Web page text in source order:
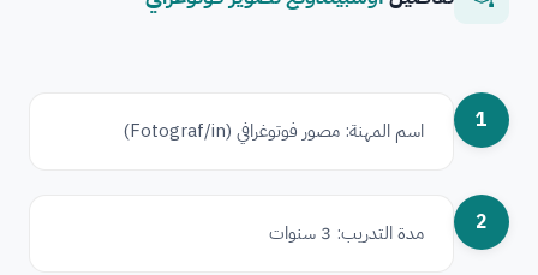
1 اسم المهنة: مصور فوتوغرافي (Fotograf/in)
2 مدة التدريب: 3 سنوات